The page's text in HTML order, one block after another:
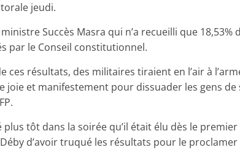
jeudi.
Succès Masra qui n’a recueilli que 18,53%
par le Conseil constitutionnel.
ces résultats, des militaires tiraient en l’air à
joie et manifestement pour dissuader les gens
plus tôt dans la soirée qu’il était élu dès le
d’avoir truqué les résultats pour le proclamer